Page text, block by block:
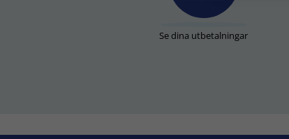
Se dina utbetalningar